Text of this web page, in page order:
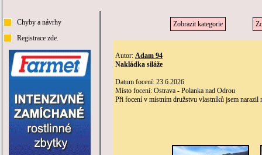
Chyby a návrhy
Registrace zde.
Zobrazit kategorie
Autor: Adam 94
Nakládka siláže
Datum focení: 23.6.2026
Místo focení: Ostrava - Polanka nad Odrou
Při focení v místním družstvu vlastníků jsem narazil